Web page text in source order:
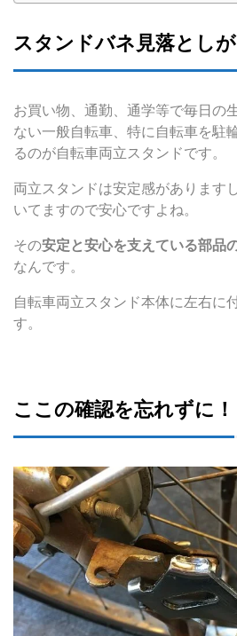
スタンドバネ見落としが
お買い物、通勤、通学等で毎日の
ない一般自転車、特に自転車を駐
るのが自転車両立スタンドです。
両立スタンドは安定感があります
いてますので安心ですよね。
その安定と安心を支えている部品
なんです。
自転車両立スタンド本体に左右に
す。
ここの確認を忘れずに！